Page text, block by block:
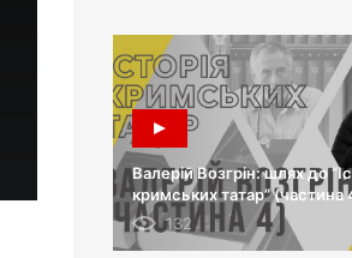
Валерій Возгрін: шлях до
кримських татар” (частина
132